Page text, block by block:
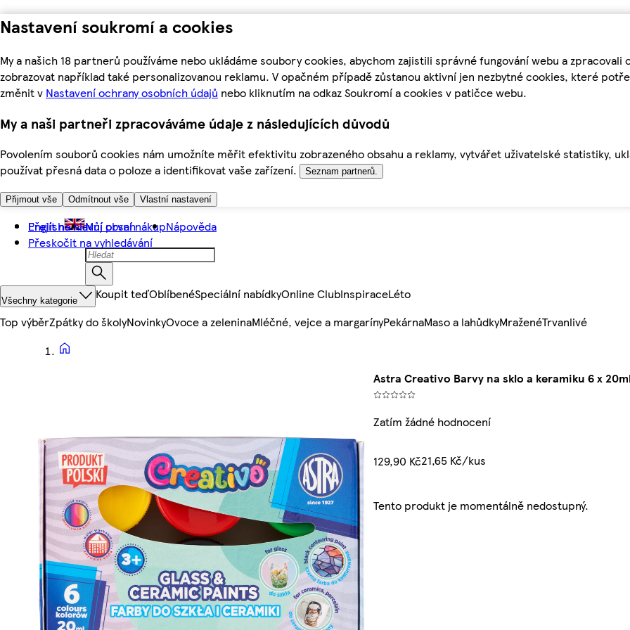
Nastavení soukromí a cookies
My a našich 18 partnerů používáme nebo ukládáme soubory cookies, abychom zajistili správné fungování webu a
zobrazovat například také personalizovanou reklamu. V opačném případě zůstanou aktivní jen nezbytné cookies, které
změnit v Nastavení ochrany osobních údajů nebo kliknutím na odkaz Soukromí a cookies v patičce webu.
My a naši partneři zpracováváme údaje z následujících důvodů
Povolením souborů cookies nám umožníte měřit efektivitu zobrazeného obsahu a reklamy, vytvářet uživatelské statistiky,
používat přesná data o poloze a identifikovat vaše zařízení.
Seznam partnerů.
Přijmout vše Odmítnout vše Vlastní nastavení
Přejít na hlavní obsah
Přeskočit na vyhledávání
English Můj první nákupNápověda
Všechny kategorie Koupit teďOblíbenéSpeciální nabídkyOnline ClubInspiraceLéto
Top výběrZpátky do školyNovinkyOvoce a zeleninaMléčné, vejce a margarínyPekárnaMaso a lahůdkyMraženéTrvanlivé
Astra Creativo Barvy na sklo a keramiku 6 x
Zatím žádné hodnocení
129,90 Kč21,65 Kč/kus
Tento produkt je momentálně nedostupný.